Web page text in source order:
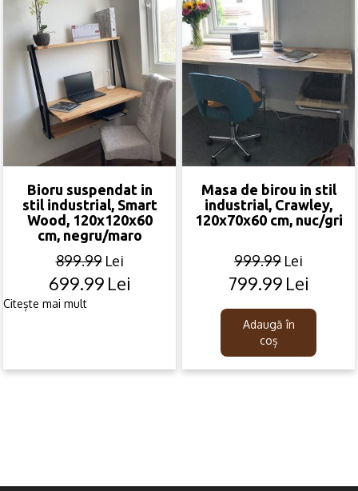
Bioru suspendat in
stil industrial, Smart
Wood, 120x120x60
cm, negru/maro
899.99 Lei
Original
699.99 Lei
Current
Citește mai mult
Masa de birou in stil
industrial, Crawley,
120x70x60 cm, nuc/gri
999.99 Lei
Original
was:
999.99lei.
799.99 Lei
Current
is:
799.99lei.
Adaugă în
coș